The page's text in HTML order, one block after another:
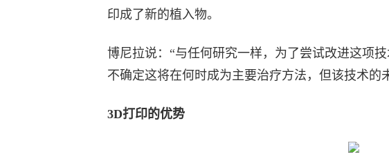
印成了新的植入物。
博尼拉说：“与任何研究一样，为了尝试改进这项
不确定这将在何时成为主要治疗方法，但该技术的
3D打印的优势